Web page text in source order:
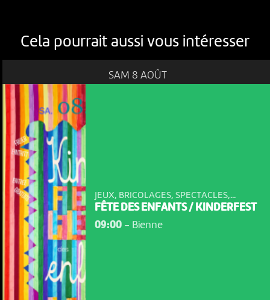
Cela pourrait aussi vous intéresser
SAM 8 AOÛT
JEUX, BRICOLAGES, SPECTACLES,...
FÊTE DES ENFANTS / KINDERFEST
09:00- Bienne